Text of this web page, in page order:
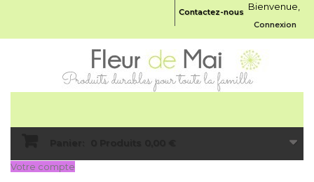
Bienvenue,
Connexion
Contactez-nous
Votre compte